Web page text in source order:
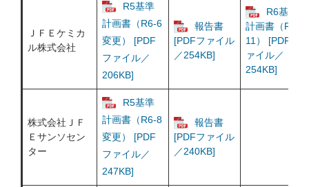
ＪＦＥケミカ
ル株式会社
R5基準
計画書（R6-6
変更） [PDF
ファイル／
206KB]
報告書
[PDFファイル
／254KB]
R6基準
計画書（R7-
11） [PDFフ
ァイル／
254KB]
株式会社ＪＦ
Ｅサンソセン
ター
R5基準
計画書（R6-8
変更） [PDF
ファイル／
247KB]
報告書
[PDFファイル
／240KB]